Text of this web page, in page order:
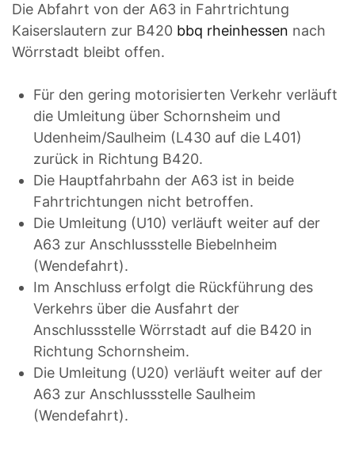
Die Abfahrt von der A63 in Fahrtrichtung
Kaiserslautern zur B420 bbq rheinhessen nach
Wörrstadt bleibt offen.
Für den gering motorisierten Verkehr verläuft
die Umleitung über Schornsheim und
Udenheim/Saulheim (L430 auf die L401)
zurück in Richtung B420.
Die Hauptfahrbahn der A63 ist in beide
Fahrtrichtungen nicht betroffen.
Die Umleitung (U10) verläuft weiter auf der
A63 zur Anschlussstelle Biebelnheim
(Wendefahrt).
Im Anschluss erfolgt die Rückführung des
Verkehrs über die Ausfahrt der
Anschlussstelle Wörrstadt auf die B420 in
Richtung Schornsheim.
Die Umleitung (U20) verläuft weiter auf der
A63 zur Anschlussstelle Saulheim
(Wendefahrt).